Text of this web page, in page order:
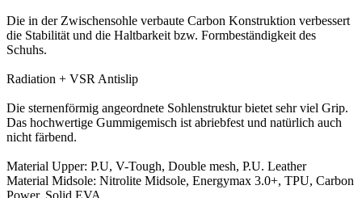
Die in der Zwischensohle verbaute Carbon Konstruktion verbessert
die Stabilität und die Haltbarkeit bzw. Formbeständigkeit des
Schuhs.
Radiation + VSR Antislip
Die sternenförmig angeordnete Sohlenstruktur bietet sehr viel Grip.
Das hochwertige Gummigemisch ist abriebfest und natürlich auch
nicht färbend.
Material Upper: P.U, V-Tough, Double mesh, P.U. Leather
Material Midsole: Nitrolite Midsole, Energymax 3.0+, TPU, Carbon
Power, Solid EVA